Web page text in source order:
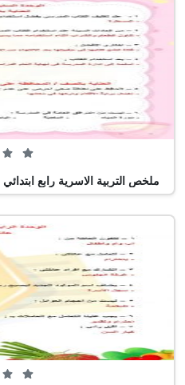
ملخص التربية الاسرية رابع